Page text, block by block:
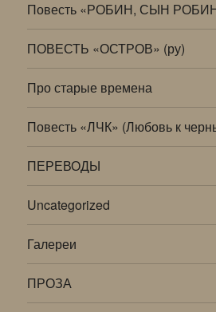
Повесть «РОБИН, СЫН
ПОВЕСТЬ «ОСТРОВ» (ру)
Про старые времена
Повесть «ЛЧК» (Любовь к
ПЕРЕВОДЫ
Uncategorized
Галереи
ПРОЗА